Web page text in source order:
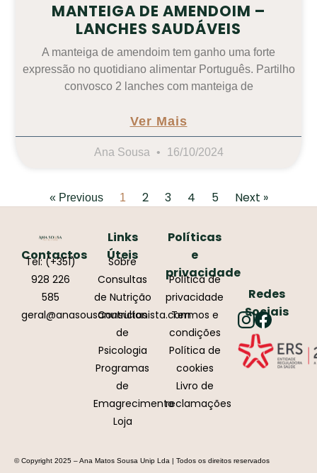
MANTEIGA DE AMENDOIM –
LANCHES SAUDÁVEIS
A manteiga de amendoim tem ganho uma forte
expressão no quotidiano alimentar Português. Partilho
convosco 2 lanches com manteiga de
Ver Mais
Ana Sousa 16/10/2024
« Previous 1 2 3 4 5 Next »
Contactos
Tel: (+351)
928 226
585
geral@anasousanutricionista.com
Links
Úteis
Sobre
Consultas
de Nutrição
Consultas
de
Psicologia
Programas
de
Emagrecimento
Loja
Políticas
e
privacidade
Política de
privacidade
Termos e
condições
Política de
cookies
Livro de
reclamações
Redes
Sociais
© Copyright 2025 – Ana Matos Sousa Unip Lda | Todos os direitos reservados